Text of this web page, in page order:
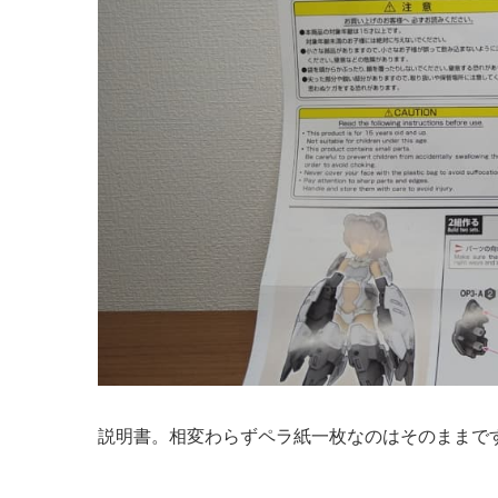
説明書。相変わらずペラ紙一枚なのはそのままで